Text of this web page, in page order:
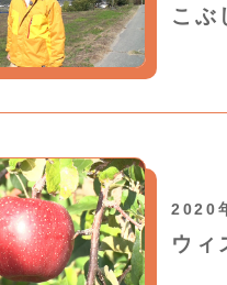
こぶ
2020
ウィ